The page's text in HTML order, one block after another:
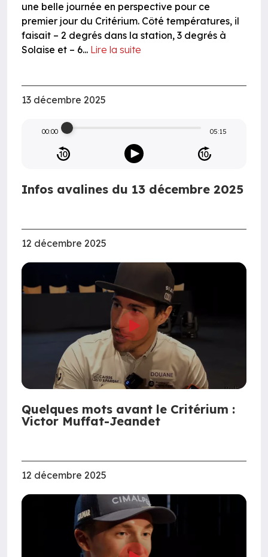
une belle journée en perspective pour ce
premier jour du Critérium. Côté températures, il
faisait – 2 degrés dans la station, 3 degrés à
Solaise et – 6... Lire la suite
13 décembre 2025
00:00 05:15
Infos avalines du 13 décembre 2025
12 décembre 2025
Quelques mots avant le Critérium :
Victor Muffat-Jeandet
12 décembre 2025